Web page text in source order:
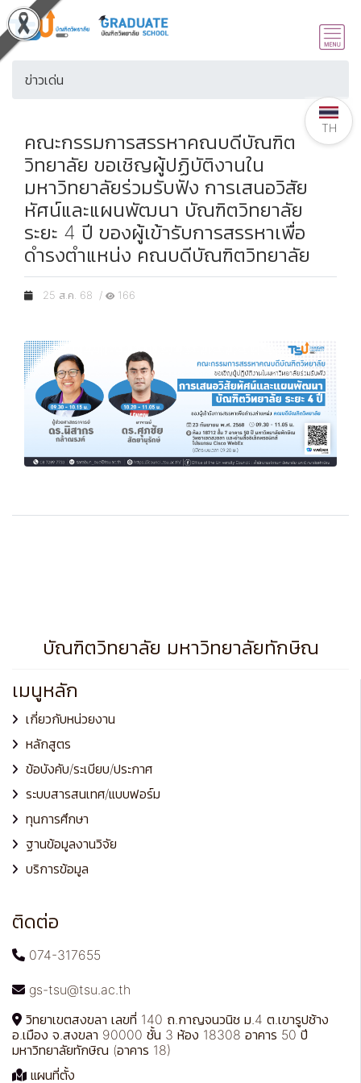
ข่าวเด่น
คณะกรรมการสรรหาคณบดีบัณฑิต
วิทยาลัย ขอเชิญผู้ปฏิบัติงานใน
มหาวิทยาลัยร่วมรับฟัง การเสนอวิสัย
หัศน์และแผนพัฒนา บัณฑิตวิทยาลัย
ระยะ 4 ปี ของผู้เข้ารับการสรรหาเพื่อ
ดำรงตำแหน่ง คณบดีบัณฑิตวิทยาลัย
25 ส.ค. 68 / 166
บัณฑิตวิทยาลัย มหาวิทยาลัยทักษิณ
เมนูหลัก
เกี่ยวกับหน่วยงาน
หลักสูตร
ข้อบังคับ/ระเบียบ/ประกาศ
ระบบสารสนเทศ/แบบฟอร์ม
ทุนการศึกษา
ฐานข้อมูลงานวิจัย
บริการข้อมูล
ติดต่อ
074-317655
gs-tsu@tsu.ac.th
วิทยาเขตสงขลา เลขที่ 140 ถ.กาญจนวนิช ม.4 ต.เขารูปช้าง
อ.เมือง จ.สงขลา 90000 ชั้น 3 ห้อง 18308 อาคาร 50 ปี
มหาวิทยาลัยทักษิณ (อาคาร 18)
แผนที่ตั้ง
TH